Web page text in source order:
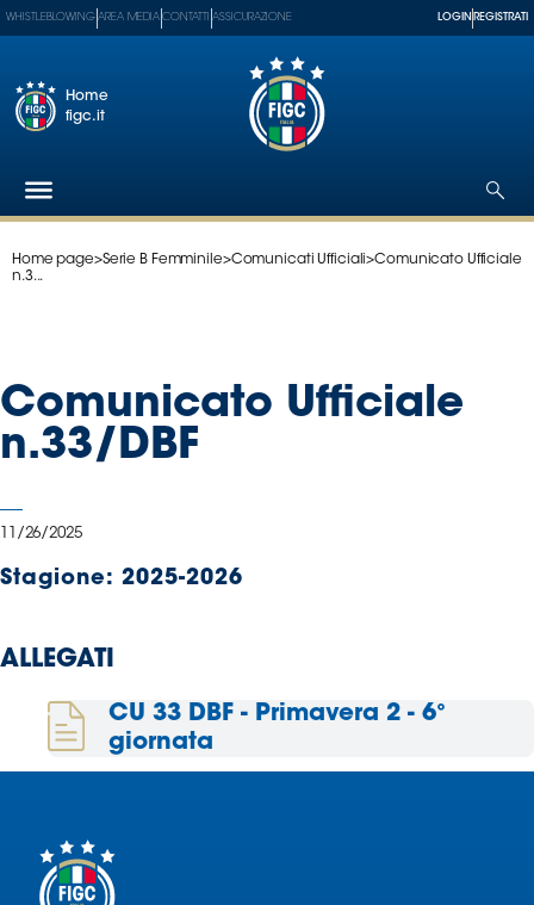
Federazione
SGS
Paralimpico
Serie
B
del
Shop
nazionali
Assicurazione
WHISTLEBLOWING AREA MEDIA CONTATTI ASSICURAZIONE LOGIN REGISTRATI
Home
figc.it
Home page>Serie B Femminile>Comunicati Ufficiali>Comunicato Ufficiale
n.3...
Comunicato Ufficiale
n.33/DBF
11/26/2025
Stagione: 2025-2026
ALLEGATI
CU 33 DBF - Primavera 2 - 6°
giornata